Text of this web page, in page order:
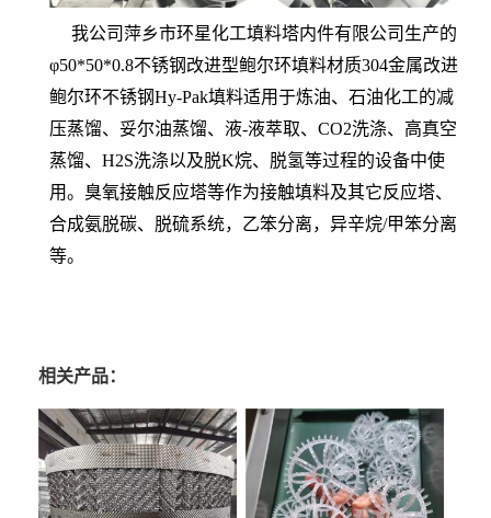
我公司萍乡市环星化工填料塔内件有限公司生产的
φ50*50*0.8不锈钢改进型鲍尔环填料材质304金属改进
鲍尔环不锈钢Hy-Pak填料适用于炼油、石油化工的减
压蒸馏、妥尔油蒸馏、液-液萃取、CO2洗涤、高真空
蒸馏、H2S洗涤以及脱K烷、脱氢等过程的设备中使
用。臭氧接触反应塔等作为接触填料及其它反应塔、
合成氨脱碳、脱硫系统，乙笨分离，异辛烷/甲笨分离
等。
相关产品：